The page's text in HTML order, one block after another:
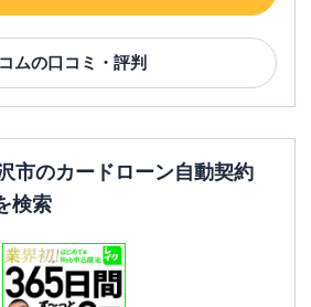
ムの口コミ・評判
市のカードローン自動契約
検索